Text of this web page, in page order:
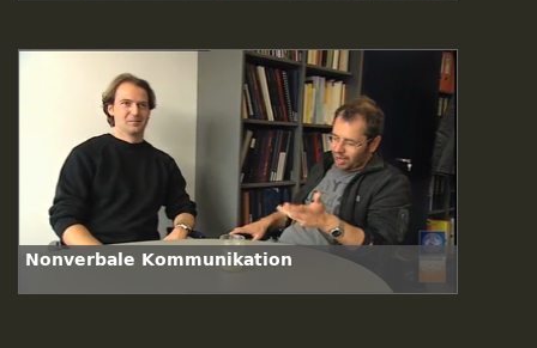
Nonverbale Kommunikation